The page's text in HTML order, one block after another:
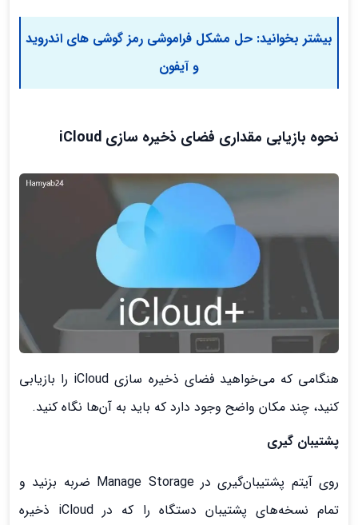
بیشتر بخوانید: حل مشکل فراموشی رمز گوشی های اندروید
و آیفون
نحوه بازیابی مقداری فضای ذخیره سازی iCloud
هنگامی که می‌خواهید فضای ذخیره سازی iCloud را بازیابی
کنید، چند مکان واضح وجود دارد که باید به آن‌ها نگاه کنید.
پشتیبان گیری
روی آیتم پشتیبان‌گیری در Manage Storage ضربه بزنید و
تمام نسخه‌های پشتیبان دستگاه را که در iCloud ذخیره